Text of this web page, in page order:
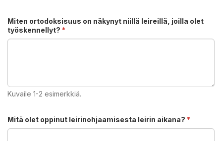
Miten ortodoksisuus on näkynyt niillä leireillä, joilla olet
työskennellyt? *
Kuvaile 1-2 esimerkkiä.
Mitä olet oppinut leirinohjaamisesta leirin aikana? *